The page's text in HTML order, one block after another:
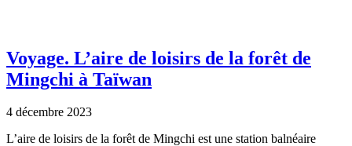
Voyage. L’aire de loisirs de la forêt de
Mingchi à Taïwan
4 décembre 2023
L’aire de loisirs de la forêt de Mingchi est une station balnéaire